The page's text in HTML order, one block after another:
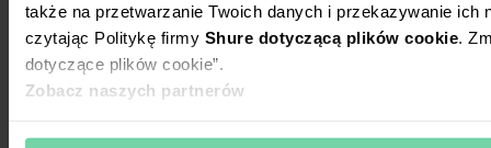
także na przetwarzanie Twoich danych i przekazywanie
czytając Politykę firmy Shure dotyczącą plików cookie .
dotyczące plików cookie”.
Zobacz naszych partnerów